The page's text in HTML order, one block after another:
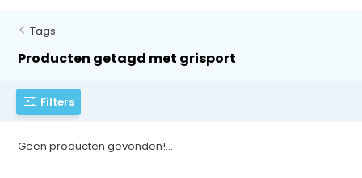
Tags
Producten getagd met grisport
Filters
Geen producten gevonden!...